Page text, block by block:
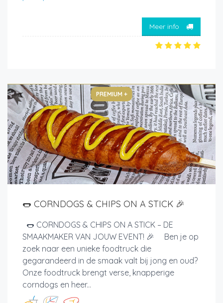
Meer info
PREMIUM +
🌭 CORNDOGS & CHIPS ON A STICK 🎉
🌭 CORNDOGS & CHIPS ON A STICK – DE
SMAAKMAKER VAN JOUW EVENT! 🎉 Ben je op
zoek naar een unieke foodtruck die
gegarandeerd in de smaak valt bij jong en oud?
Onze foodtruck brengt verse, knapperige
corndogs en heer...